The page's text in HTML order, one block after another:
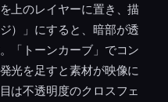
上のレイヤーに置き、描
）」にすると、暗部が透
「トーンカーブ」でコン
光を足すと素材が映像に
は不透明度のクロスフェ